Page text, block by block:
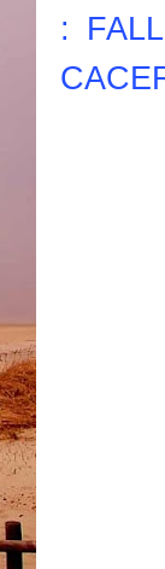
: